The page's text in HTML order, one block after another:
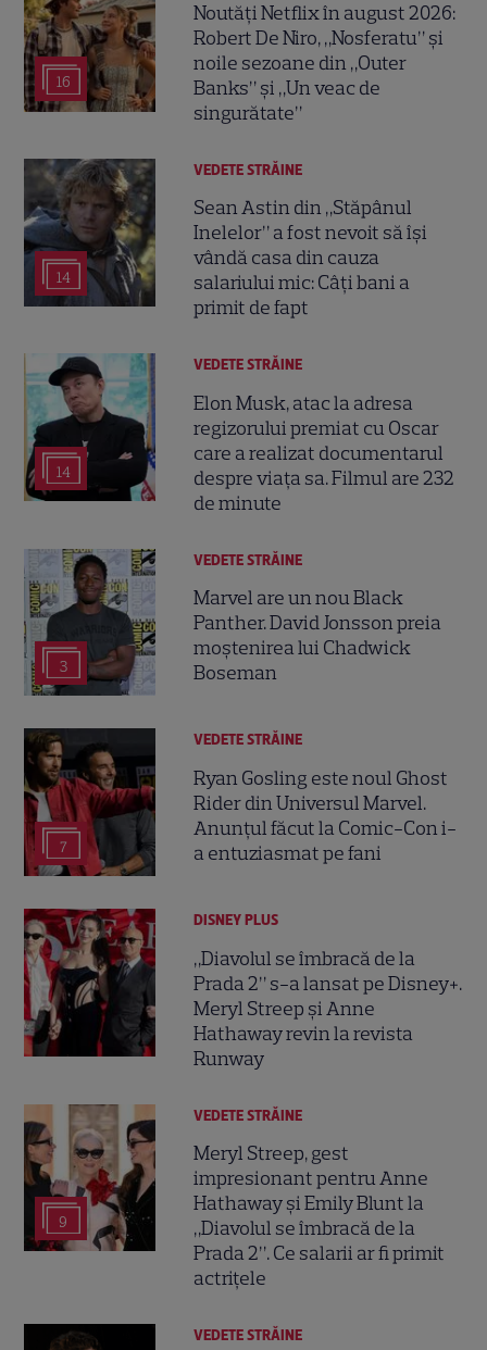
16
Noutăți Netflix în august 2026:
Robert De Niro, „Nosferatu” și
noile sezoane din „Outer
Banks” și „Un veac de
singurătate”
14
VEDETE STRĂINE
Sean Astin din „Stăpânul
Inelelor” a fost nevoit să își
vândă casa din cauza
salariului mic: Câți bani a
primit de fapt
14
VEDETE STRĂINE
Elon Musk, atac la adresa
regizorului premiat cu Oscar
care a realizat documentarul
despre viața sa. Filmul are 232
de minute
3
VEDETE STRĂINE
Marvel are un nou Black
Panther. David Jonsson preia
moștenirea lui Chadwick
Boseman
7
VEDETE STRĂINE
Ryan Gosling este noul Ghost
Rider din Universul Marvel.
Anunțul făcut la Comic-Con i-
a entuziasmat pe fani
DISNEY PLUS
„Diavolul se îmbracă de la
Prada 2” s-a lansat pe Disney+.
Meryl Streep și Anne
Hathaway revin la revista
Runway
9
VEDETE STRĂINE
Meryl Streep, gest
impresionant pentru Anne
Hathaway și Emily Blunt la
„Diavolul se îmbracă de la
Prada 2”. Ce salarii ar fi primit
actrițele
VEDETE STRĂINE